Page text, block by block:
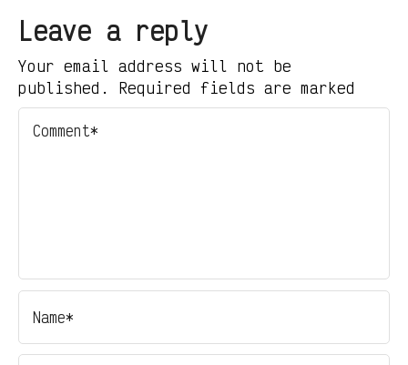
Leave a reply
Your email address will not be
published. Required fields are marked